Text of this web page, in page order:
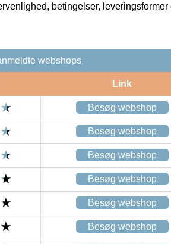
betingelser, leveringsformer
webshops
Link
Besøg webshop
Besøg webshop
Besøg webshop
Besøg webshop
Besøg webshop
Besøg webshop